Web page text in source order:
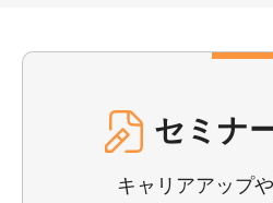
セミナ
キャリアアップ